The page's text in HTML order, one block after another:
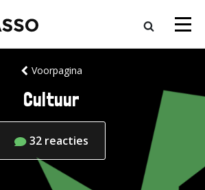
Voorpagina
Cultuur
32 reacties